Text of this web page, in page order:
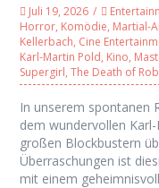
Juli 19, 2026
Horror, Komödie, Martial-
Kellerbach, Cine
Karl-Martin Pold, Kino,
Supergirl, The Death of
In unserem spontanen
dem wundervollen
großen Blockbustern
Überraschungen ist
mit einem